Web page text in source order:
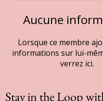
Aucune
Lorsque ce membre
informations sur lui-
verrez ici.
Stay in the Loop